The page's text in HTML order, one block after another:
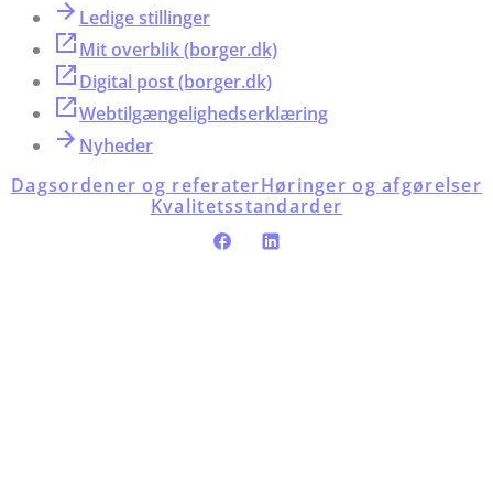
Ledige stillinger
Mit overblik (borger.dk)
Digital post (borger.dk)
Webtilgængelighedserklæring
Nyheder
Dagsordener og referaterHøringer og afgørelser
Kvalitetsstandarder